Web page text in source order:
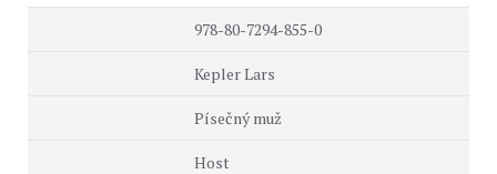
978-80-7294-855-0
Kepler Lars
Písečný muž
Host